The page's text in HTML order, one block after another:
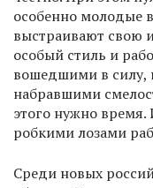
особенно молодые
выстраивают свою
особый стиль и
вошедшими в силу,
набравшими
этого нужно время.
робкими лозами
Среди новых